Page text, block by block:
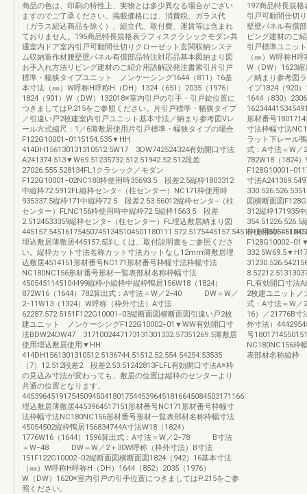
商品の色は、印刷の特性上、実物とは多少異なる場合がござい
ますのでご了承ください。掲載価格には、消費税、ガラス代
（ガラス組込商品を除く）、組立代、取付費、運賃等は含まれ
ておりません。196商品特長規格表ラフィスクラシックモダン共
通室内ドア室内引戸可動間仕切りクローゼット玄関収納システ
ム収納造作材腰壁壁パネル有償部品特注対応品基本図納まり図
お手入れ方法リビング建材のご紹介用語解説発注書索引片引戸
標準・幅狭タイプユニット ノンケーシング1644（811）16基
本寸法（㎜）W呼称H呼称H（DH）1324（651）2035（1976）
1824（901）W（DW）132018※室内引戸の引手・引戸錠位置に
つきましてはP.215をご参照ください。片引戸標準・幅狭タイプ
／引違い戸2枚建室内引戸ユニット基本寸法／納まり参考図Vレ
ール方式縮尺：1／6薄敷居使用片引戸標準・幅狭タイプの場合
F122G10001−0115154.535▼HH
414DH156130131310512.5W17 3DW742524324有効開口寸法
A241374.513▼W69.51235732.512.51942.52.512段差
27026.555.528134FL1クラシック／モダン
F122G10001−02NC180枠使用時35693.5 段差2.5縦枠1803312
中縦枠72.5912FL縦枠センタ−（柱センター）NC171枠使用時
935337.5縦枠171中縦枠72.5 段差2.53.56012縦枠センタ−（柱
センター）FLNC156枠使用時中縦枠72.5縦枠1563.5 段差
2.5124533359縦枠センタ−（柱センター）FL埋込敷居納まり図
埋込敷居薄敷居445157.5詳しくは、取付説明書をご参照くださ
い。縦枠カット寸法名称カット寸法カットなし12mm薄敷居埋
込敷居4514151形材番号NC171形材番号枠幅寸法枠幅寸法
NC180NC156形材番号形材一覧表部材名称枠幅寸法
4505451145104499縦枠小縦枠中縦枠鴨居156W18（1824）
872W16（1644）782算出式：A寸法＝W／2−40 DW＝W／
2−11W13（1324）W呼称（枠外寸法）A寸法
62287.572.5151F122G10001−03縦断面図横断面図引違い戸2枚
建ユニット ノンケーシングF122G10002−01▼WW有効開口寸
法BDW24DW47 3171002447173131301332.57351269.5薄敷居
使用埋込敷居使用▼HH
414DH1561301310512.5136744.51512.52.554.54254.53535
（7）12.512段差2 段差2.53.51242813FLFL有効開口寸法A※枠
の見込み寸法が変わっても、敷居の位置は縦枠のセンターより
共通の位置となります。
445396451917545094504180175445396451816645084503171166
埋込敷居薄敷居4453964517151形材番号NC171形材番号枠幅寸
法枠幅寸法NC180NC156形材番号形材一覧表部材名称枠幅寸法
45054502縦枠鴨居156834744A寸法W18（1824）
1776W16（1644）1596算出式：A寸法＝W／2−78 B寸法
＝W−48 DW＝W／2＋30W呼称（枠外寸法）B寸法
151F122G10002−02縦断面図横断面図1824（942）16基本寸法
（㎜）W呼称H呼称H（DH）1644（852）2035（1976）
W（DW）1620※室内引戸の引手位置につきましてはP.215をご参
照ください。
197商品特長規
引戸可動間仕切
壁壁パネル有償
ビング建材のご
引戸標準ユニッ
（㎜）W呼称H
W（DW）1623
／納まり参考図
イプ1824（920
1644（830）
形材番号
寸法枠幅寸法
ラット下レール
式：A寸法＝W
782W18（1824
寸法
図横断面図
312縦枠171935
354.51226.526.5
枠使用時
FL有効開口寸法
2枚建ユニットノ
式：A寸法＝
16）／21776B寸
外寸法）
号
NC180NC156枠
表部材名称縦枠